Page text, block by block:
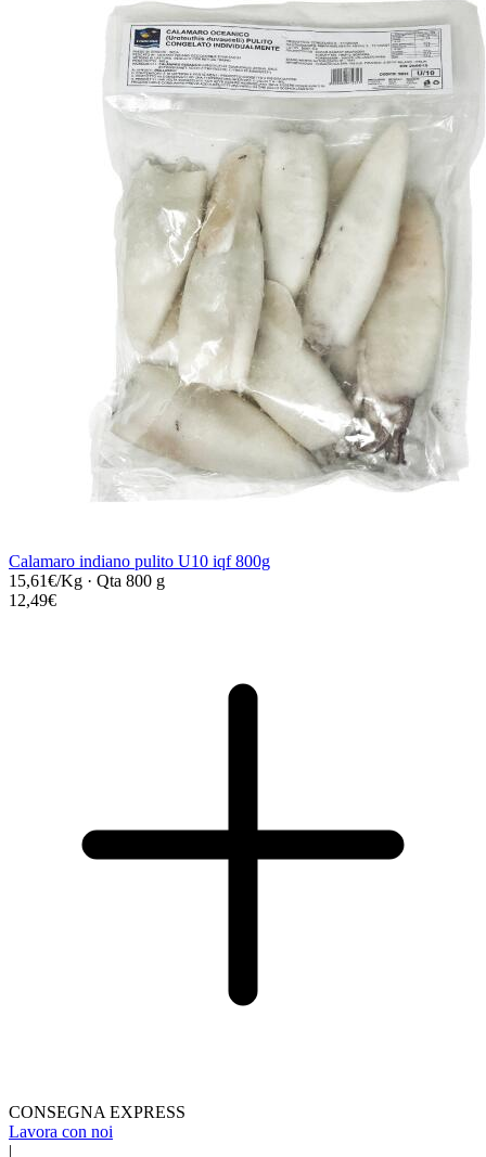
Calamaro indiano pulito U10 iqf 800g
15,61€/Kg · Qta 800 g
12,49€
CONSEGNA EXPRESS
Lavora con noi
|